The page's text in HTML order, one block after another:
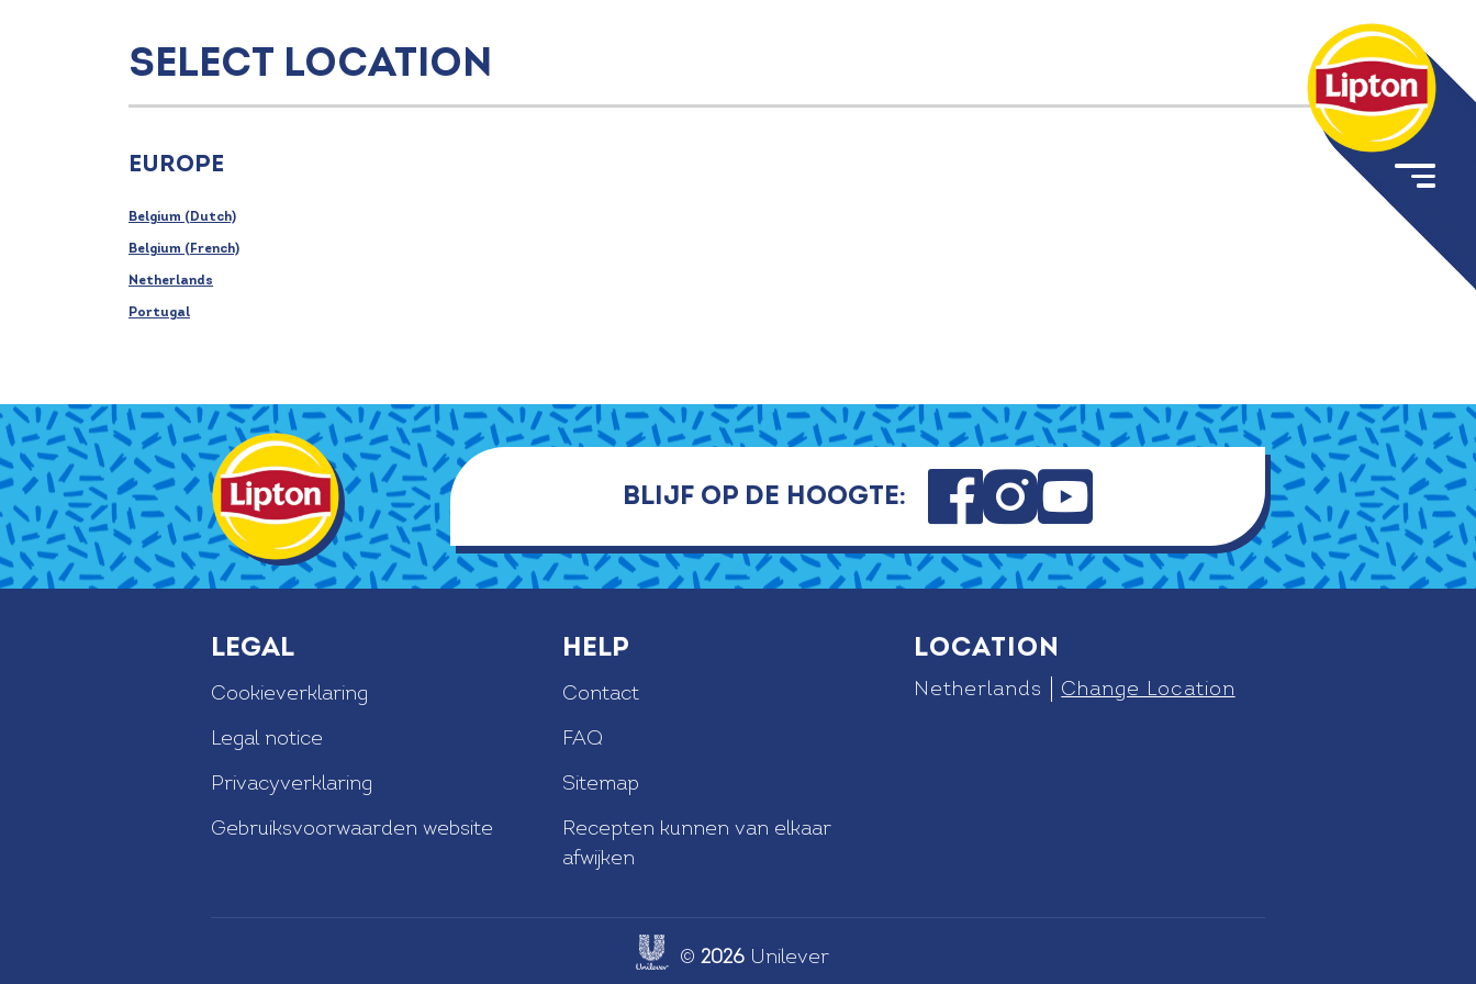
Select location
Europe
Belgium (Dutch)
Belgium (French)
Netherlands
Portugal
Blijf op de hoogte:
Legal
Cookieverklaring
Legal notice
Privacyverklaring
Gebruiksvoorwaarden website
Help
Contact
FAQ
Sitemap
Recepten kunnen van elkaar
afwijken
Location
Netherlands Change Location
© 2026 Unilever